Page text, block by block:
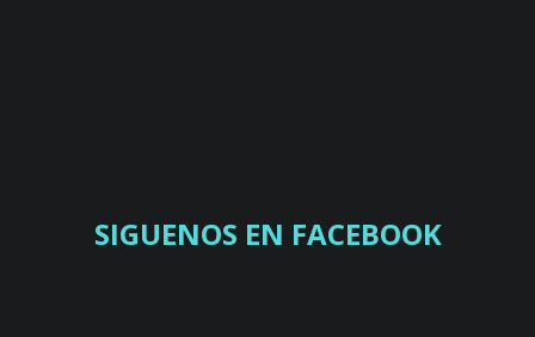
SIGUENOS EN FACEBOOK